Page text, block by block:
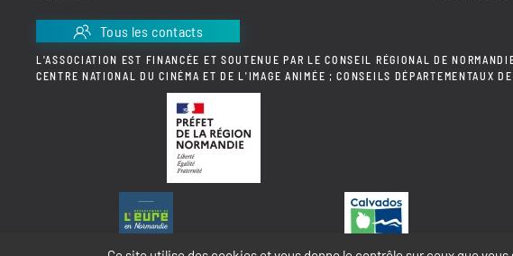
Tous les contacts
L'ASSOCIATION EST FINANCÉE ET SOUTENUE PAR LE CONSEIL RÉGIONAL DE
CENTRE NATIONAL DU CINÉMA ET DE L'IMAGE ANIMÉE ; CONSEILS DÉPARTEMENTAUX